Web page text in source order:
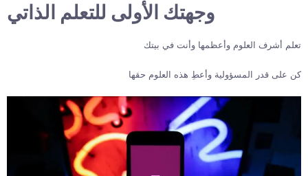
وجهتك الأولى للتعلم الذاتي
تعلم أشرف العلوم وأعظمها وأنت في بيتك
كن على قدر المسؤولية وأعطِ هذه العلوم حقها